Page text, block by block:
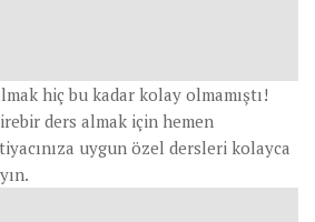
hiç bu kadar kolay olmamıştı!
ders almak için hemen
uygun özel dersleri kolayca